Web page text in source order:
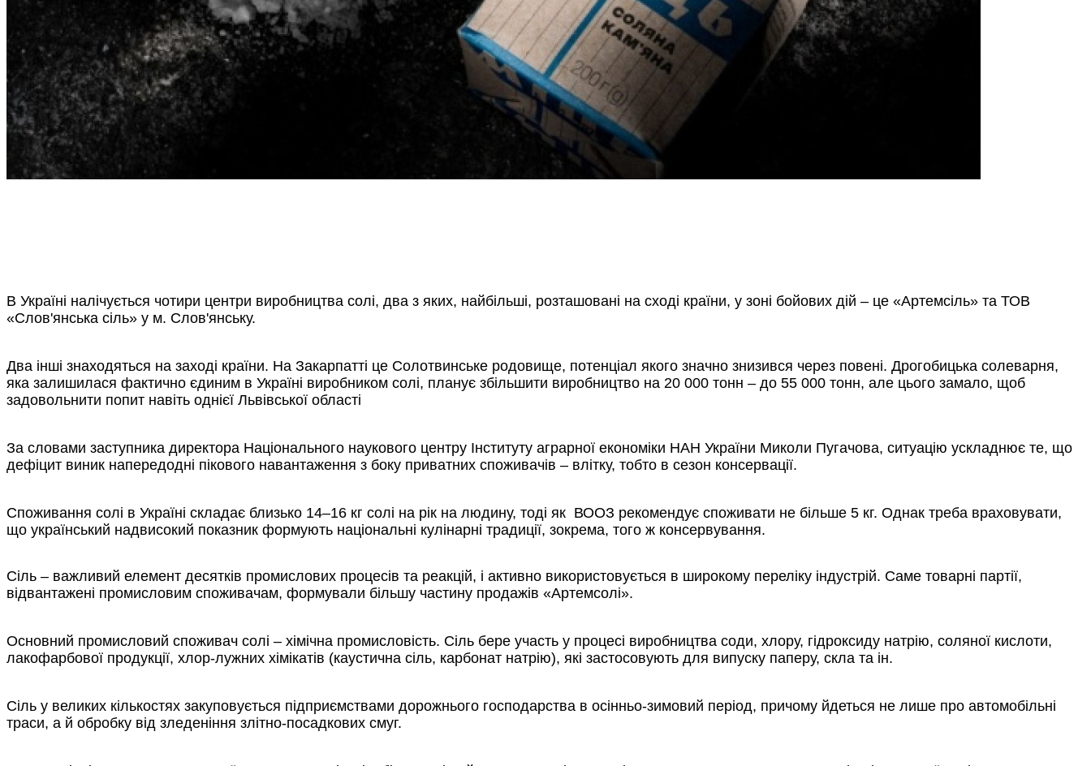
В Україні налічується чотири центри виробництва солі, два з яких, найбільші, розташовані на сході країни, у зоні бойових дій – це «Артемсіль» та ТОВ
«Слов'янська сіль» у м. Слов'янську.
Два інші знаходяться на заході країни. На Закарпатті це Солотвинське родовище, потенціал якого значно знизився через повені. Дрогобицька солеварня,
яка залишилася фактично єдиним в Україні виробником солі, планує збільшити виробництво на 20 000 тонн – до 55 000 тонн, але цього замало, щоб
задовольнити попит навіть однієї Львівської області
За словами заступника директора Національного наукового центру Інституту аграрної економіки НАН України Миколи Пугачова, ситуацію ускладнює те, що
дефіцит виник напередодні пікового навантаження з боку приватних споживачів – влітку, тобто в сезон консервації.
Споживання солі в Україні складає близько 14–16 кг солі на рік на людину, тоді як ВООЗ рекомендує споживати не більше 5 кг. Однак треба враховувати,
що український надвисокий показник формують національні кулінарні традиції, зокрема, того ж консервування.
Сіль – важливий елемент десятків промислових процесів та реакцій, і активно використовується в широкому переліку індустрій. Саме товарні партії,
відвантажені промисловим споживачам, формували більшу частину продажів «Артемсолі».
Основний промисловий споживач солі – хімічна промисловість. Сіль бере участь у процесі виробництва соди, хлору, гідроксиду натрію, соляної кислоти,
лакофарбової продукції, хлор-лужних хімікатів (каустична сіль, карбонат натрію), які застосовують для випуску паперу, скла та ін.
Сіль у великих кількостях закуповується підприємствами дорожнього господарства в осінньо-зимовий період, причому йдеться не лише про автомобільні
траси, а й обробку від зледеніння злітно-посадкових смуг.